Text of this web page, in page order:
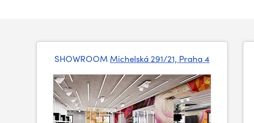
SHOWROOM Michelská 291/21, Praha 4